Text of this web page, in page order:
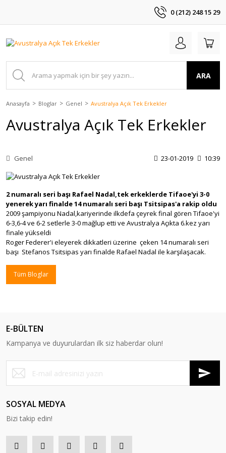
0 (212) 248 15 29
ARA
Anasayfa Bloglar Genel Avustralya Açık Tek Erkekler
Avustralya Açık Tek Erkekler
Genel 23-01-2019 10:39
2 numaralı seri başı Rafael Nadal,tek erkeklerde Tifaoe'yi 3-0
yenerek yarı finalde 14 numaralı seri başı Tsitsipas'a rakip oldu
2009 şampiyonu Nadal,kariyerinde ilkdefa çeyrek final gören Tifaoe'yi
6-3,6-4 ve 6-2 setlerle 3-0 mağlup etti ve Avustralya Açıkta 6.kez yarı
finale yükseldi
Roger Federer'i eleyerek dikkatleri üzerine çeken 14 numaralı seri
başı Stefanos Tsitsipas yarı finalde Rafael Nadal ile karşılaşacak.
Tüm Bloglar
E-BÜLTEN
Kampanya ve duyurulardan ilk siz haberdar olun!
SOSYAL MEDYA
Bizi takip edin!